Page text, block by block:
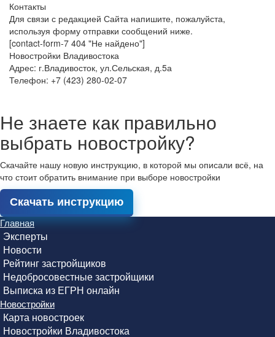
Контакты
Для связи с редакцией Сайта напишите, пожалуйста,
используя форму отправки сообщений ниже.
[contact-form-7 404 "Не найдено"]
Новостройки Владивостока
Адрес: г.Владивосток, ул.Сельская, д.5а
Телефон: +7 (423) 280-02-07
Не знаете как правильно
выбрать новостройку?
Скачайте нашу новую инструкцию, в которой мы описали всё, на
что стоит обратить внимание при выборе новостройки
Скачать инструкцию
Главная
Эксперты
Новости
Рейтинг застройщиков
Недобросовестные застройщики
Выписка из ЕГРН онлайн
Новостройки
Карта новостроек
Новостройки Владивостока